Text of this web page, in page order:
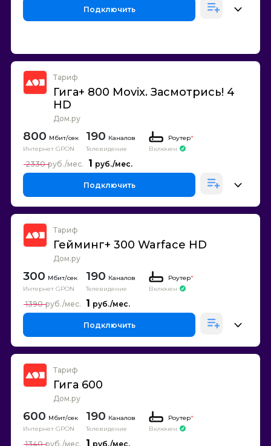
Подключить
Тариф
Гига+ 800 Movix. Засмотрись! 4
HD
Дом.ру
800
Интернет GPON
190 Каналов
Телевидение
Роутер*
Включен
1
2330
Подключить
Тариф
Гейминг+ 300 Warface HD
Дом.ру
300
Интернет GPON
190 Каналов
Телевидение
Роутер*
Включен
1
1390
Подключить
Тариф
Гига 600
Дом.ру
600
Интернет GPON
190 Каналов
Телевидение
Роутер*
Включен
1
1340